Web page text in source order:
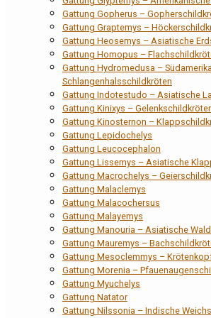
Gattung Gopherus –
Gattung Graptemys –
Gattung Heosemys – Asiatische
Gattung Homopus –
Gattung Hydromedusa –
Schlangenhalsschildkröten
Gattung Indotestudo – Asiatische
Gattung Kinixys –
Gattung Kinosternon –
Gattung Lepidochelys
Gattung Leucocephalon
Gattung Lissemys – Asiatische
Gattung Macrochelys –
Gattung Malaclemys
Gattung Malacochersus
Gattung Malayemys
Gattung Manouria – Asiatische
Gattung Mauremys –
Gattung Mesoclemmys –
Gattung Morenia –
Gattung Myuchelys
Gattung Natator
Gattung Nilssonia – Indische